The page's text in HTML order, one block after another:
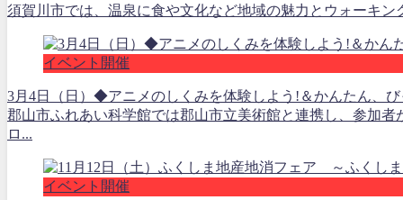
須賀川市では、温泉に食や文化など地域の魅力とウォーキ
イベント開催
3月4日（日）◆アニメのしくみを体験しよう!＆かんたん、
郡山市ふれあい科学館では郡山市立美術館と連携し、参加
ロ...
イベント開催